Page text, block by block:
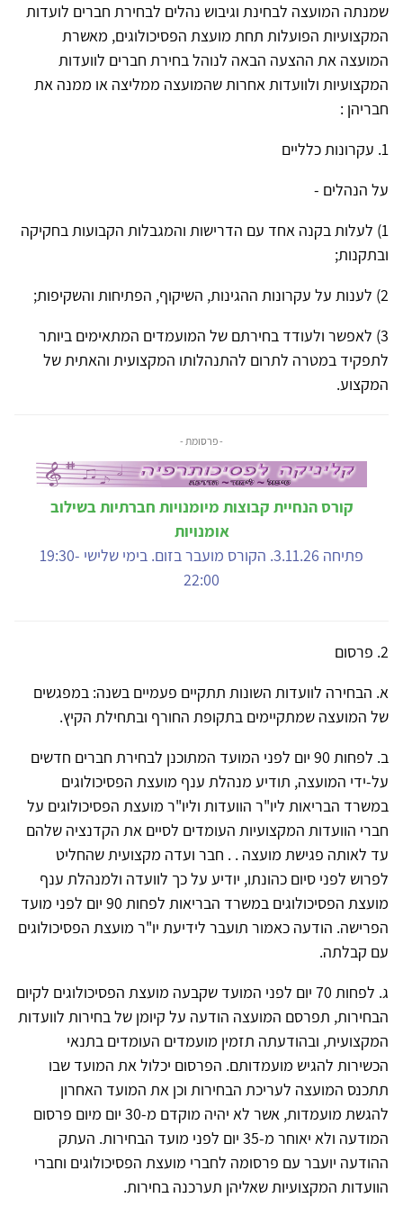
שמנתה המועצה לבחינת וגיבוש נהלים לבחירת חברים לועדות
המקצועיות הפועלות תחת מועצת הפסיכולוגים, מאשרת
המועצה את ההצעה הבאה לנוהל בחירת חברים לוועדות
המקצועיות ולוועדות אחרות שהמועצה ממליצה או ממנה את
חבריהן :
1. עקרונות כלליים
על הנהלים -
1) לעלות בקנה אחד עם הדרישות והמגבלות הקבועות בחקיקה
ובתקנות;
2) לענות על עקרונות ההגינות, השיקוף, הפתיחות והשקיפות;
3) לאפשר ולעודד בחירתם של המועמדים המתאימים ביותר
לתפקיד במטרה לתרום להתנהלותו המקצועית והאתית של
המקצוע.
- פרסומת -
קורס הנחיית קבוצות מיומנויות חברתיות בשילוב
אומנויות
פתיחה 3.11.26. הקורס מועבר בזום. בימי שלישי 19:30-
22:00
2. פרסום
א. הבחירה לוועדות השונות תתקיים פעמיים בשנה: במפגשים
של המועצה שמתקיימים בתקופת החורף ובתחילת הקיץ.
ב. לפחות 90 יום לפני המועד המתוכנן לבחירת חברים חדשים
על-ידי המועצה, תודיע מנהלת ענף מועצת הפסיכולוגים
במשרד הבריאות ליו"ר הוועדות וליו"ר מועצת הפסיכולוגים על
חברי הוועדות המקצועיות העומדים לסיים את הקדנציה שלהם
עד לאותה פגישת מועצה . . חבר ועדה מקצועית שהחליט
לפרוש לפני סיום כהונתו, יודיע על כך לוועדה ולמנהלת ענף
מועצת הפסיכולוגים במשרד הבריאות לפחות 90 יום לפני מועד
הפרישה. הודעה כאמור תועבר לידיעת יו"ר מועצת הפסיכולוגים
עם קבלתה.
ג. לפחות 70 יום לפני המועד שקבעה מועצת הפסיכולוגים לקיום
הבחירות, תפרסם המועצה הודעה על קיומן של בחירות לוועדות
המקצועית, ובהודעתה תזמין מועמדים העומדים בתנאי
הכשירות להגיש מועמדותם. הפרסום יכלול את המועד שבו
תתכנס המועצה לעריכת הבחירות וכן את המועד האחרון
להגשת מועמדות, אשר לא יהיה מוקדם מ-30 יום מיום פרסום
המודעה ולא יאוחר מ-35 יום לפני מועד הבחירות. העתק
ההודעה יועבר עם פרסומה לחברי מועצת הפסיכולוגים וחברי
הוועדות המקצועיות שאליהן תערכנה בחירות.